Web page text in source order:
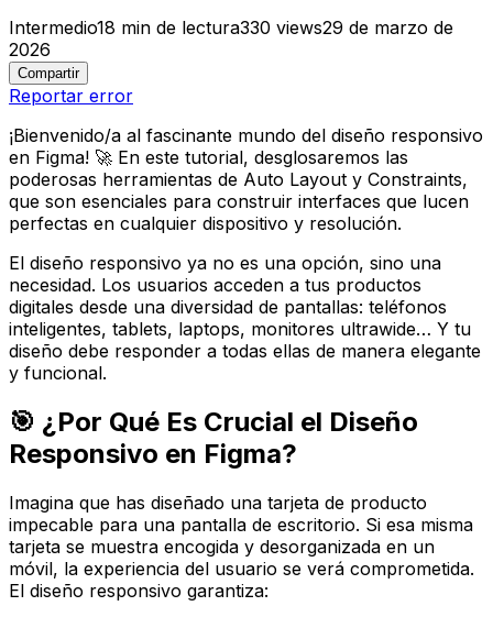
Intermedio18 min de lectura330 views29 de marzo de
2026
Compartir
Reportar error
¡Bienvenido/a al fascinante mundo del diseño responsivo
en Figma! 🚀 En este tutorial, desglosaremos las
poderosas herramientas de Auto Layout y Constraints,
que son esenciales para construir interfaces que lucen
perfectas en cualquier dispositivo y resolución.
El diseño responsivo ya no es una opción, sino una
necesidad. Los usuarios acceden a tus productos
digitales desde una diversidad de pantallas: teléfonos
inteligentes, tablets, laptops, monitores ultrawide… Y tu
diseño debe responder a todas ellas de manera elegante
y funcional.
🎯 ¿Por Qué Es Crucial el Diseño
Responsivo en Figma?
Imagina que has diseñado una tarjeta de producto
impecable para una pantalla de escritorio. Si esa misma
tarjeta se muestra encogida y desorganizada en un
móvil, la experiencia del usuario se verá comprometida.
El diseño responsivo garantiza: